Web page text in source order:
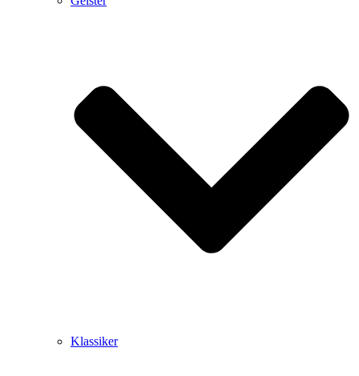
Klassiker